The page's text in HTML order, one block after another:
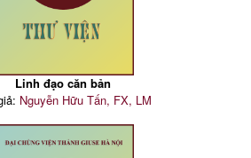
Linh đạo căn bản
Nguyễn Hữu Tấn, FX, LM